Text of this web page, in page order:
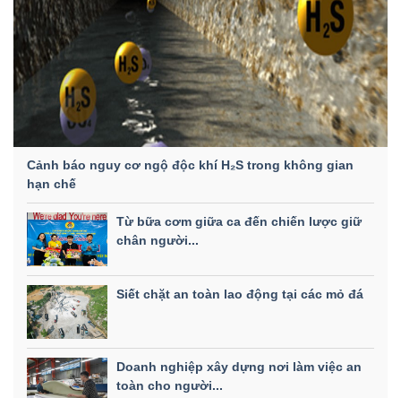
Cảnh báo nguy cơ ngộ độc khí H₂S trong không gian
hạn chế
Từ bữa cơm giữa ca đến chiến lược giữ
chân người...
Siết chặt an toàn lao động tại các mỏ đá
Doanh nghiệp xây dựng nơi làm việc an
toàn cho người...